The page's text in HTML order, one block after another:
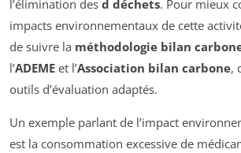
l’élimination des d déchets. Pour mieux
impacts environnementaux de cette
de suivre la méthodologie bilan
l’ADEME et l’Association bilan carbone,
outils d’évaluation adaptés.
Un exemple parlant de l’impact
est la consommation excessive de